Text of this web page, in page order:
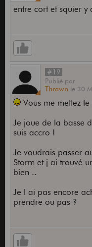
entre cort et squier
#19
Publié par
Thrawn le 30
Vous me mettez
Je joue de la basse
suis accro !
Je voudrais passer
Storm et j ai trouvé
bien ..
Je l ai pas encore
prendre ou pas ?